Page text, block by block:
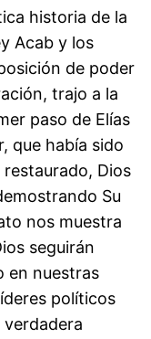
historia de la
Acab y los
de poder
trajo a la
paso de Elías
que había sido
Dios
Su
nos muestra
seguirán
en nuestras
políticos